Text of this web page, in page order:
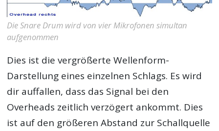
Die Snare Drum wird von vier Mikrofonen simultan
aufgenommen
Dies ist die vergrößerte Wellenform-
Darstellung eines einzelnen Schlags. Es wird
dir auffallen, dass das Signal bei den
Overheads zeitlich verzögert ankommt. Dies
ist auf den größeren Abstand zur Schallquelle